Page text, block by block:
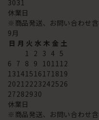
3031
休業日
※商品発送、お問い合わせ含
9月
日 月 火 水 木 金 土
1 2 3 4 5
6 7 8 9 101112
13141516171819
20212223242526
27282930
休業日
※商品発送、お問い合わせ含